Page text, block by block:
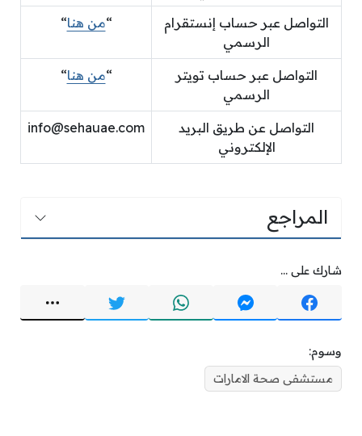
التواصل عبر حساب إنستقرام
الرسمي
“من هنا“
التواصل عبر حساب تويتر
الرسمي
“من هنا“
التواصل عن طريق البريد
الإلكتروني
info@sehauae.com
المراجع
شارك على ...
وسوم:
مستشفى صحة الامارات